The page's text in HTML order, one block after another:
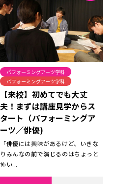
パフォーミングアーツ学科
パフォーミングアーツ学科
【来校】初めてでも大丈
夫！まずは講座見学からス
タート（パフォーミングア
ーツ／俳優)
「俳優には興味があるけど、いきな
りみんなの前で演じるのはちょっと
怖い...